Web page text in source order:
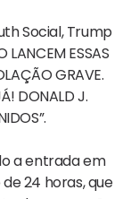
Social, Trump
ESSAS
GRAVE.
DONALD J.
a entrada em
24 horas, que